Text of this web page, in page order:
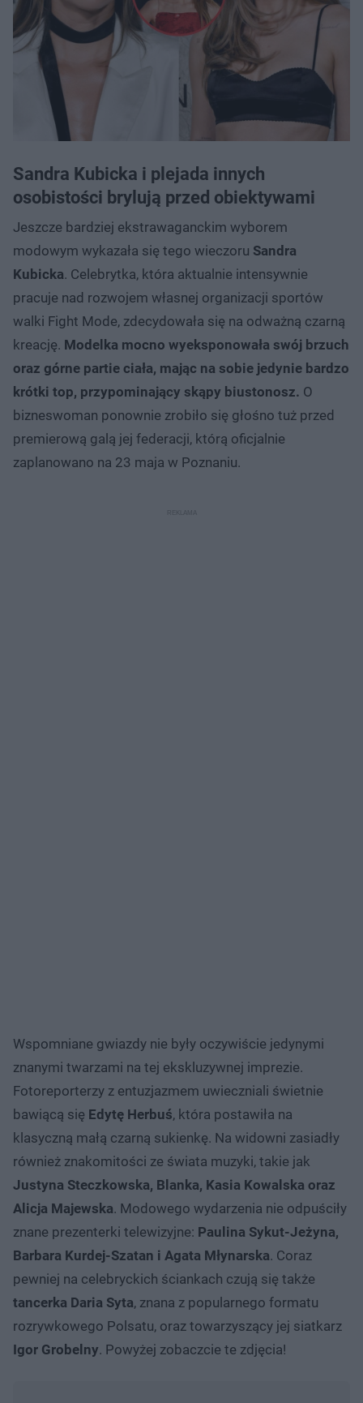
Sandra Kubicka i plejada innych
osobistości brylują przed obiektywami
Jeszcze bardziej ekstrawaganckim wyborem
modowym wykazała się tego wieczoru Sandra
Kubicka. Celebrytka, która aktualnie intensywnie
pracuje nad rozwojem własnej organizacji sportów
walki Fight Mode, zdecydowała się na odważną czarną
kreację. Modelka mocno wyeksponowała swój brzuch
oraz górne partie ciała, mając na sobie jedynie bardzo
krótki top, przypominający skąpy biustonosz. O
bizneswoman ponownie zrobiło się głośno tuż przed
premierową galą jej federacji, którą oficjalnie
zaplanowano na 23 maja w Poznaniu.
Wspomniane gwiazdy nie były oczywiście jedynymi
znanymi twarzami na tej ekskluzywnej imprezie.
Fotoreporterzy z entuzjazmem uwieczniali świetnie
bawiącą się Edytę Herbuś, która postawiła na
klasyczną małą czarną sukienkę. Na widowni zasiadły
również znakomitości ze świata muzyki, takie jak
Justyna Steczkowska, Blanka, Kasia Kowalska oraz
Alicja Majewska. Modowego wydarzenia nie odpuściły
znane prezenterki telewizyjne: Paulina Sykut-Jeżyna,
Barbara Kurdej-Szatan i Agata Młynarska. Coraz
pewniej na celebryckich ściankach czują się także
tancerka Daria Syta, znana z popularnego formatu
rozrywkowego Polsatu, oraz towarzyszący jej siatkarz
Igor Grobelny. Powyżej zobaczcie te zdjęcia!